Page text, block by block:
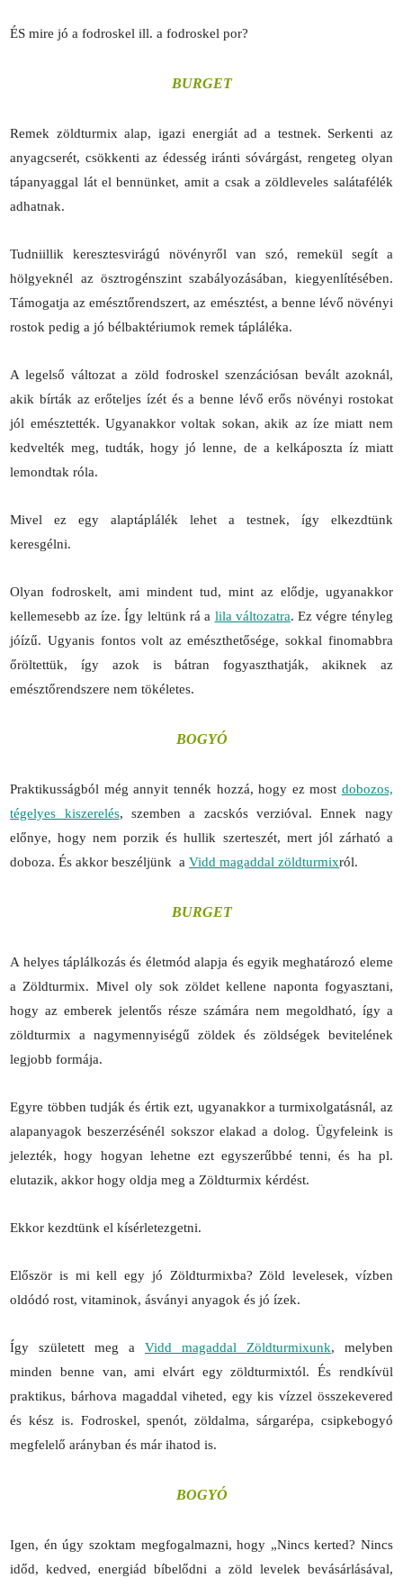
ÉS mire jó a fodroskel ill. a fodroskel por?
BURGET
Remek zöldturmix alap, igazi energiát ad a testnek. Serkenti az
anyagcserét, csökkenti az édesség iránti sóvárgást, rengeteg olyan
tápanyaggal lát el bennünket, amit a csak a zöldleveles salátafélék
adhatnak.
Tudniillik keresztesvirágú növényről van szó, remekül segít a
hölgyeknél az ösztrogénszint szabályozásában, kiegyenlítésében.
Támogatja az emésztőrendszert, az emésztést, a benne lévő növényi
rostok pedig a jó bélbaktériumok remek tápláléka.
A legelső változat a zöld fodroskel szenzációsan bevált azoknál,
akik bírták az erőteljes ízét és a benne lévő erős növényi rostokat
jól emésztették. Ugyanakkor voltak sokan, akik az íze miatt nem
kedvelték meg, tudták, hogy jó lenne, de a kelkáposzta íz miatt
lemondtak róla.
Mivel ez egy alaptáplálék lehet a testnek, így elkezdtünk
keresgélni.
Olyan fodroskelt, ami mindent tud, mint az elődje, ugyanakkor
kellemesebb az íze. Így leltünk rá a lila változatra. Ez végre tényleg
jóízű. Ugyanis fontos volt az emészthetősége, sokkal finomabbra
őröltettük, így azok is bátran fogyaszthatják, akiknek az
emésztőrendszere nem tökéletes.
BOGYÓ
Praktikusságból még annyit tennék hozzá, hogy ez most dobozos,
tégelyes kiszerelés, szemben a zacskós verzióval. Ennek nagy
előnye, hogy nem porzik és hullik szerteszét, mert jól zárható a
doboza. És akkor beszéljünk aVidd magaddal zöldturmixról.
BURGET
A helyes táplálkozás és életmód alapja és egyik meghatározó eleme
a Zöldturmix. Mivel oly sok zöldet kellene naponta fogyasztani,
hogy az emberek jelentős része számára nem megoldható, így a
zöldturmix a nagymennyiségű zöldek és zöldségek bevitelének
legjobb formája.
Egyre többen tudják és értik ezt, ugyanakkor a turmixolgatásnál, az
alapanyagok beszerzésénél sokszor elakad a dolog. Ügyfeleink is
jelezték, hogy hogyan lehetne ezt egyszerűbbé tenni, és ha pl.
elutazik, akkor hogy oldja meg a Zöldturmix kérdést.
Ekkor kezdtünk el kísérletezgetni.
Először is mi kell egy jó Zöldturmixba? Zöld levelesek, vízben
oldódó rost, vitaminok, ásványi anyagok és jó ízek.
Így született meg a Vidd magaddal Zöldturmixunk, melyben
minden benne van, ami elvárt egy zöldturmixtól. És rendkívül
praktikus, bárhova magaddal viheted, egy kis vízzel összekevered
és kész is. Fodroskel, spenót, zöldalma, sárgarépa, csipkebogyó
megfelelő arányban és már ihatod is.
BOGYÓ
Igen, én úgy szoktam megfogalmazni, hogy „Nincs kerted? Nincs
időd, kedved, energiád bíbelődni a zöld levelek bevásárlásával,